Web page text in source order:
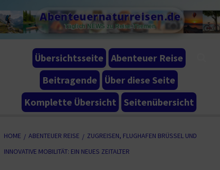
to
content
Abenteuernaturreisen.de
Täglich NEWS zu Reise-Themen
Übersichtsseite
Abenteuer Reise
Beitragende
Über diese Seite
Komplette Übersicht
Seitenübersicht
HOME ABENTEUER REISE
ZUGREISEN, FLUGHAFEN BRÜSSEL UND
INNOVATIVE MOBILITÄT: EIN NEUES ZEITALTER